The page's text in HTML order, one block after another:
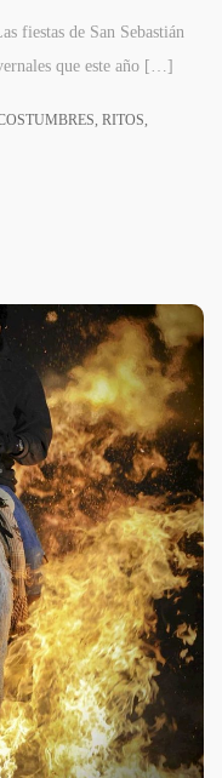
fiestas de San Sebastián
que este año […]
RITOS,